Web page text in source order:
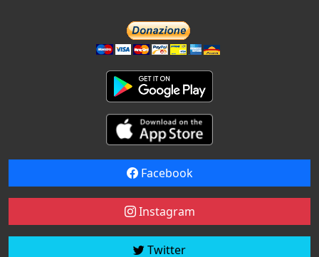
Facebook
Instagram
Twitter